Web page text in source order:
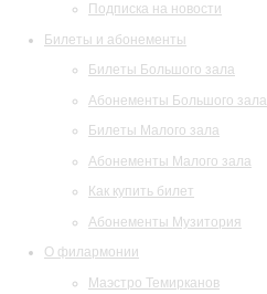
Подписка на новости
Билеты и абонементы
Билеты Большого зала
Абонементы Большого зала
Билеты Малого зала
Абонементы Малого зала
Как купить билет
Абонементы Музитория
О филармонии
Маэстро Темирканов